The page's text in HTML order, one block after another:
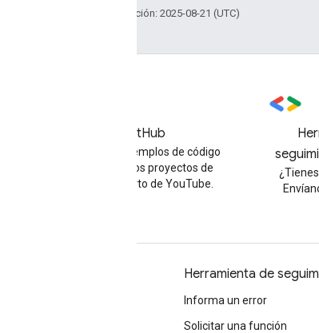
Última actualización: 2025-08-21 (UTC)
GitHub
Encuentra ejemplos de código
de API y otros proyectos de
código abierto de YouTube.
Herramienta de
Informa un error
Solicitar una función